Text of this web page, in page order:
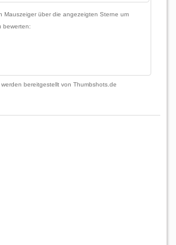
Mauszeiger über die angezeigten Sterne um
bewerten:
bereitgestellt von Thumbshots.de